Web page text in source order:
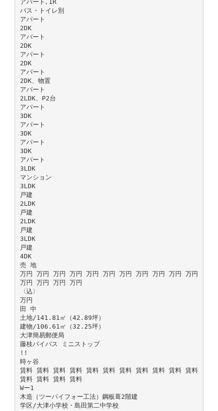
アパート､1R
バス・トイレ別
アパート
2DK
アパート
2DK
アパート
2DK
アパート
2DK、物置
アパート
2LDK、P2台
アパート
3DK
アパート
3DK
アパート
3DK
アパート
3LDK
マンション
3LDK
戸建
2LDK
戸建
2LDK
戸建
3LDK
戸建
4DK
売 地
万円 万円 万円 万円 万円 万円 万円 万円 万円 万円 万円
万円 万円 万円 万円
〈込〉
万円
田 中
土地/141.81㎡（42.89坪）
建物/106.61㎡（32.25坪）
大津簡易郵便局
藤枝バイパス ミニストップ
!!
時ヶ谷
賃料 賃料 賃料 賃料 賃料 賃料 賃料 賃料 賃料 賃料 賃料
賃料 賃料 賃料 賃料
Wー1
木造（ツーバイフォー工法）鋼板葺2階建
学区/大津小学校・島田第二中学校